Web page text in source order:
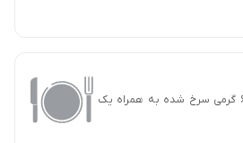
یک عدد ران مرغ 500 الی 600 گرمی سرخ شده به همراه یک